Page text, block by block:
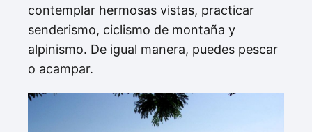
contemplar hermosas vistas, practicar
senderismo, ciclismo de montaña y
alpinismo. De igual manera, puedes pescar
o acampar.